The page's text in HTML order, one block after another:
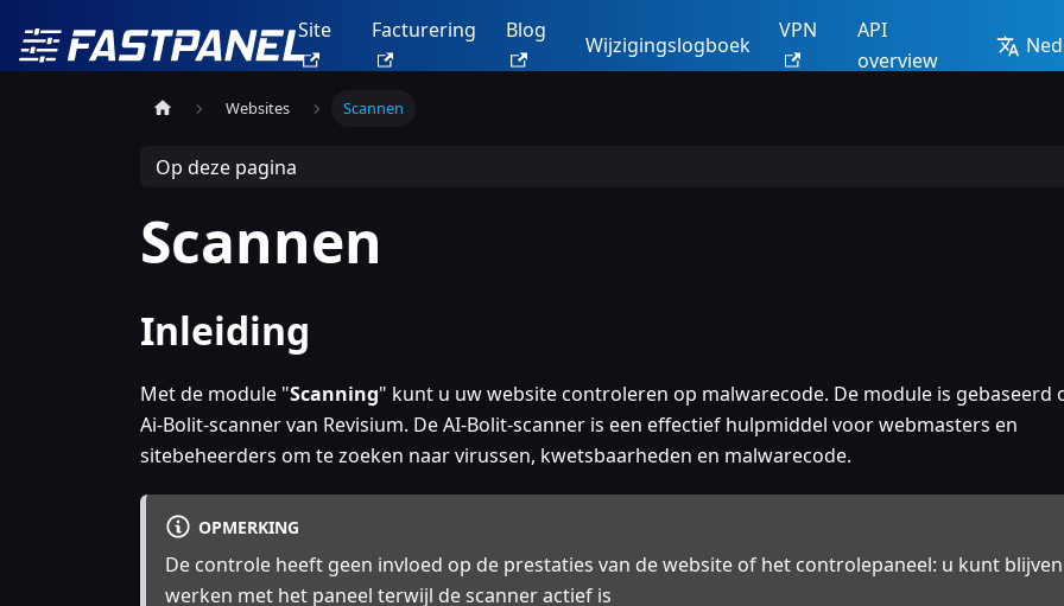
Site Facturering Blog
Wijzigingslogboek
VPN
API
overview
Websites Scannen
Op deze pagina
Scannen
Inleiding
Met de module "Scanning" kunt u uw website controleren op malwarecode. De module is gebaseerd
Ai-Bolit-scanner van Revisium. De AI-Bolit-scanner is een effectief hulpmiddel voor webmasters en
sitebeheerders om te zoeken naar virussen, kwetsbaarheden en malwarecode.
OPMERKING
De controle heeft geen invloed op de prestaties van de website of het controlepaneel: u kunt blijven
werken met het paneel terwijl de scanner actief is